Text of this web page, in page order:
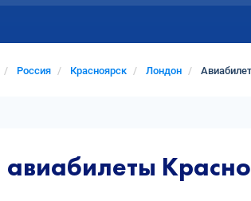
Россия Красноярск Лондон